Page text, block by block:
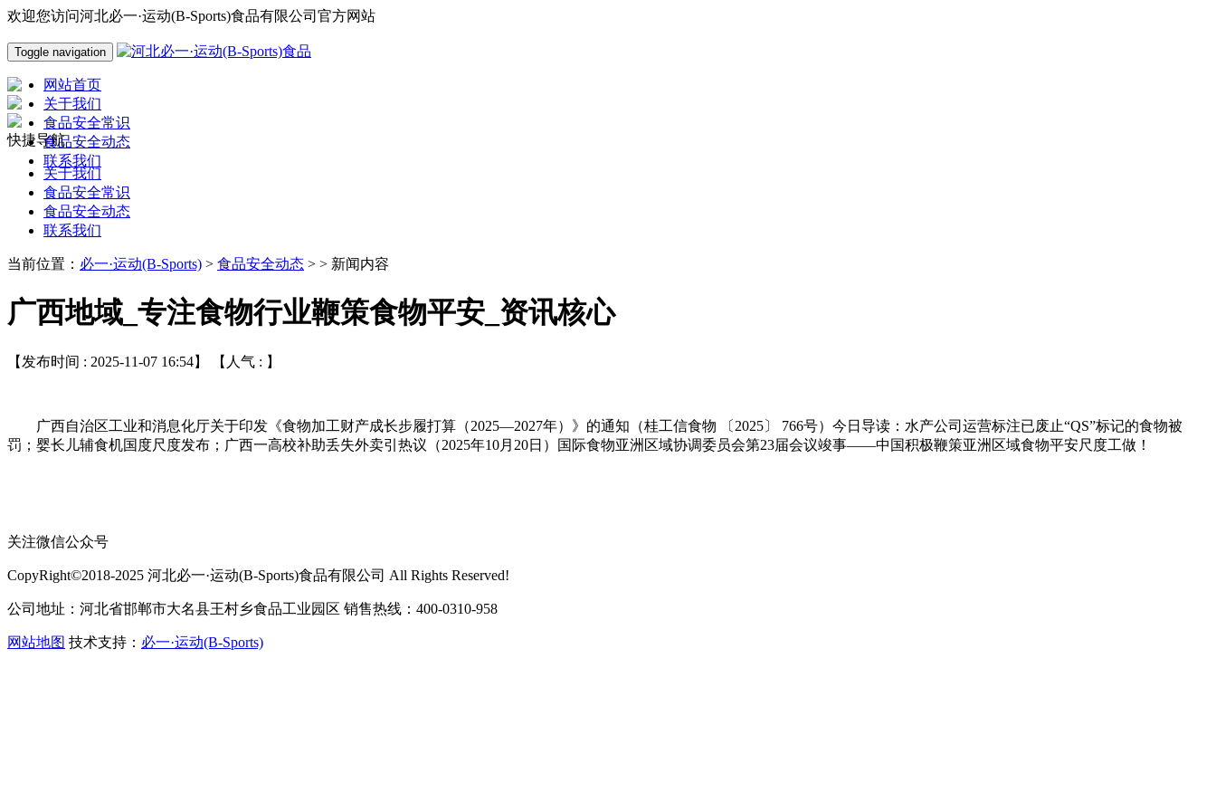
欢迎您访问河北必一·运动(B-Sports)食品有限公司官方网站
Toggle navigation
网站首页
关于我们
食品安全常识
食品安全动态
联系我们
快捷导航
关于我们
食品安全常识
食品安全动态
联系我们
当前位置： 必一·运动(B-Sports) > 食品安全动态 > > 新闻内容
广西地域_专注食物行业鞭策食物平安_资讯核心
【发布时间 : 2025-11-07 16:54】 【人气 : 】
广西自治区工业和消息化厅关于印发《食物加工财产成长步履打算（2025—2027年）》的通知（桂工信食物 〔2025〕 766号）今日导读：水产公司运营标注已废止“QS”标记的食物被
罚；婴长儿辅食机国度尺度发布；广西一高校补助丢失外卖引热议（2025年10月20日）国际食物亚洲区域协调委员会第23届会议竣事——中国积极鞭策亚洲区域食物平安尺度工做！
关注微信公众号
CopyRight©2018-2025 河北必一·运动(B-Sports)食品有限公司 All Rights Reserved!
公司地址：河北省邯郸市大名县王村乡食品工业园区 销售热线：400-0310-958
网站地图 技术支持： 必一·运动(B-Sports)